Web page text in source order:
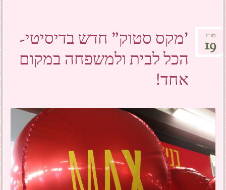
'מקס סטוק" חדש בדיסיטי-
הכל לבית ולמשפחה במקום
אחד!
מרץ
19